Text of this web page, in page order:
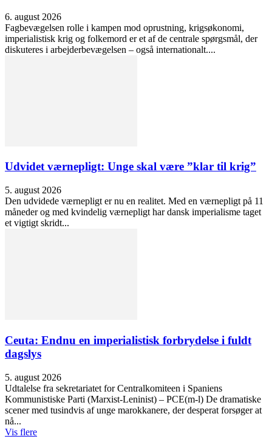
6. august 2026
Fagbevægelsen rolle i kampen mod oprustning, krigsøkonomi,
imperialistisk krig og folkemord er et af de centrale spørgsmål, der
diskuteres i arbejderbevægelsen – også internationalt....
Udvidet værnepligt: Unge skal være ”klar til krig”
5. august 2026
Den udvidede værnepligt er nu en realitet. Med en værnepligt på 11
måneder og med kvindelig værnepligt har dansk imperialisme taget
et vigtigt skridt...
Ceuta: Endnu en imperialistisk forbrydelse i fuldt
dagslys
5. august 2026
Udtalelse fra sekretariatet for Centralkomiteen i Spaniens
Kommunistiske Parti (Marxist-Leninist) – PCE(m-l) De dramatiske
scener med tusindvis af unge marokkanere, der desperat forsøger at
nå...
Vis flere